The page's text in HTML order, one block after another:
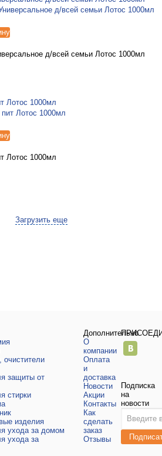
д/всей семьи Лотос 1000мл
Лотос 1000мл
Лотос 1000мл
Загрузить еще
защиты от
стирки
изделия
ухода за домом
ухода за
Дополнительно
О
компании
Оплата
и
доставка
Новости
Акции
Контакты
Как
сделать
заказ
Отзывы
Подписка
на
новости